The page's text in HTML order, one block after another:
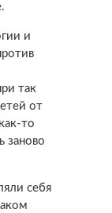
и
так
от
то
заново
себя